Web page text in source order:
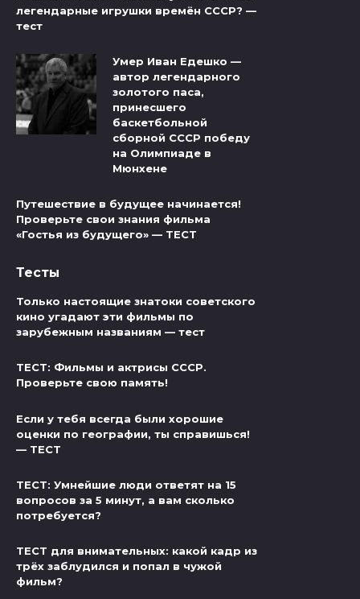
легендарные игрушки времён СССР? —
тест
Умер Иван Едешко —
автор легендарного
золотого паса,
принесшего
баскетбольной
сборной СССР победу
на Олимпиаде в
Мюнхене
Путешествие в будущее начинается!
Проверьте свои знания фильма
«Гостья из будущего» — ТЕСТ
Тесты
Только настоящие знатоки советского
кино угадают эти фильмы по
зарубежным названиям — тест
ТЕСТ: Фильмы и актрисы СССР.
Проверьте свою память!
Если у тебя всегда были хорошие
оценки по географии, ты справишься!
— ТЕСТ
ТЕСТ: Умнейшие люди ответят на 15
вопросов за 5 минут, а вам сколько
потребуется?
ТЕСТ для внимательных: какой кадр из
трёх заблудился и попал в чужой
фильм?